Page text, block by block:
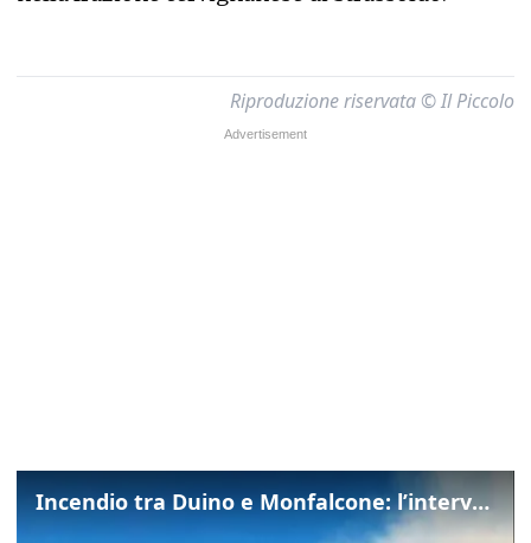
Riproduzione riservata © Il Piccolo
Incendio tra Duino e Monfalcone: l’intervento dei vigili del fuoco